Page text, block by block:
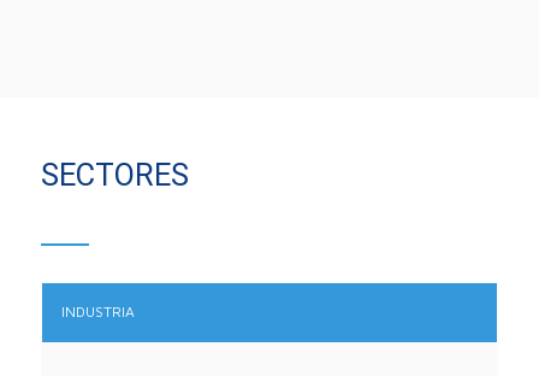
SECTORES
INDUSTRIA